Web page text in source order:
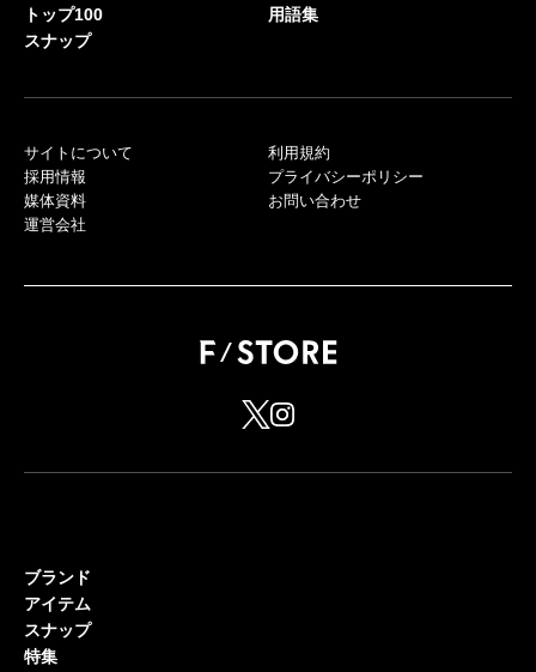
トップ100
スナップ
用語集
サイトについて
採用情報
媒体資料
運営会社
利用規約
プライバシーポリシー
お問い合わせ
ブランド
アイテム
スナップ
特集